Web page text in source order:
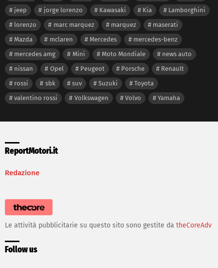
jeep
jorge lorenzo Kawasaki Kia
Lamborghini
lorenzo
marc marquez marquez
maserati
Mazda
mclaren Mercedes
mercedes-benz
mercedes amg
Mini Moto Mondiale
news auto
nissan
Opel Peugeot Porsche
Renault
rossi
sbk suv Suzuki
Toyota
valentino rossi
Volkswagen Volvo Yamaha
ReportMotori.it
Redazione
Le attività pubblicitarie su questo sito sono gestite da theCoreAdv
Follow us